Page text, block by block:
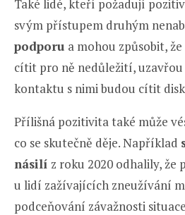
Také lidé, kteří požadují
svým přístupem druhým
podporu a mohou způsobit,
cítit pro ně nedůležití, uzavřou
kontaktu s nimi budou cítit
Přílišná pozitivita také může
co se skutečně děje. Například
násilí z roku 2020 odhalily,
u lidí zažívajících zneužívání
podceňování závažnosti